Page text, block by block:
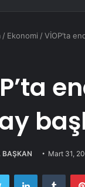
/ Ekonomi /VİOP’ta
BAŞKAN Mart 31,
Twitter LinkedIn